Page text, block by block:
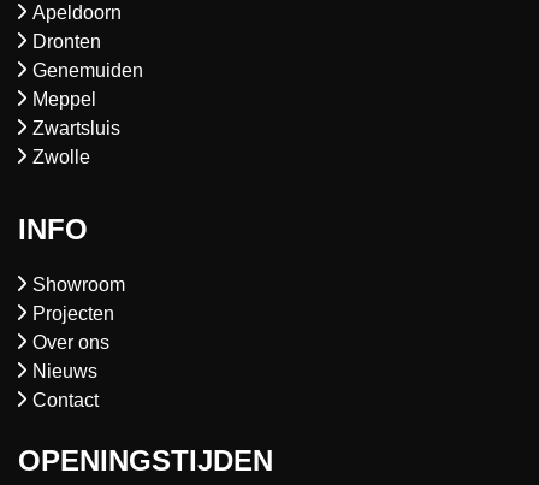
Apeldoorn
Dronten
Genemuiden
Meppel
Zwartsluis
Zwolle
INFO
Showroom
Projecten
Over ons
Nieuws
Contact
OPENINGSTIJDEN